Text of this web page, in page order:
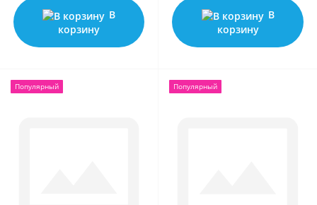
В
корзину
В
корзину
Популярный Популярный